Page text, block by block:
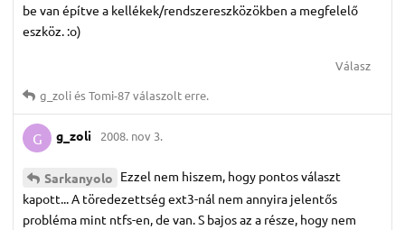
be van építve a kellékek/rendszereszközökben a megfelelő
eszköz. :o)
Válasz
g_zoliésTomi-87válaszolt erre.
G g_zoli 2008. nov 3.
Sarkanyolo Ezzel nem hiszem, hogy pontos választ
kapott... A töredezettség ext3-nál nem annyira jelentős
probléma mint ntfs-en, de van. S bajos az a része, hogy nem